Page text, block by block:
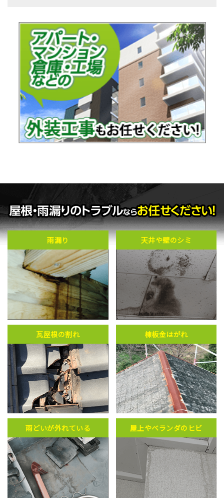
雨漏り 天井や壁のシミ
瓦屋根の割れ 棟板金はがれ
雨どいが外れている 屋上やベランダのヒビ